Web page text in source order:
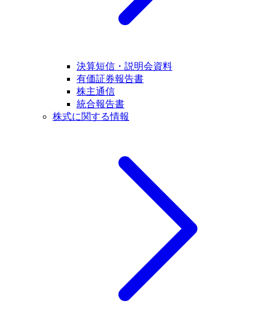
決算短信・説明会資料
有価証券報告書
株主通信
統合報告書
株式に関する情報